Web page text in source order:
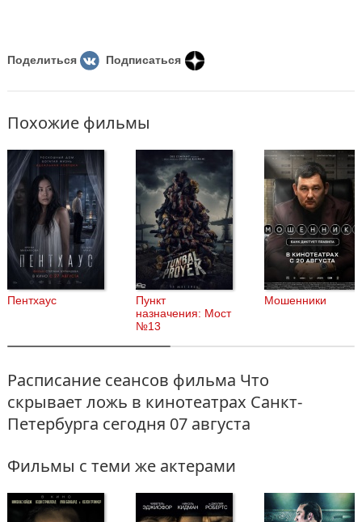
Поделиться Подписаться
Похожие фильмы
Пентхаус
Пункт
назначения: Мост
№13
Мошенники
Расписание сеансов фильма Что
скрывает ложь в кинотеатрах Санкт-
Петербурга сегодня 07 августа
Фильмы с теми же актерами